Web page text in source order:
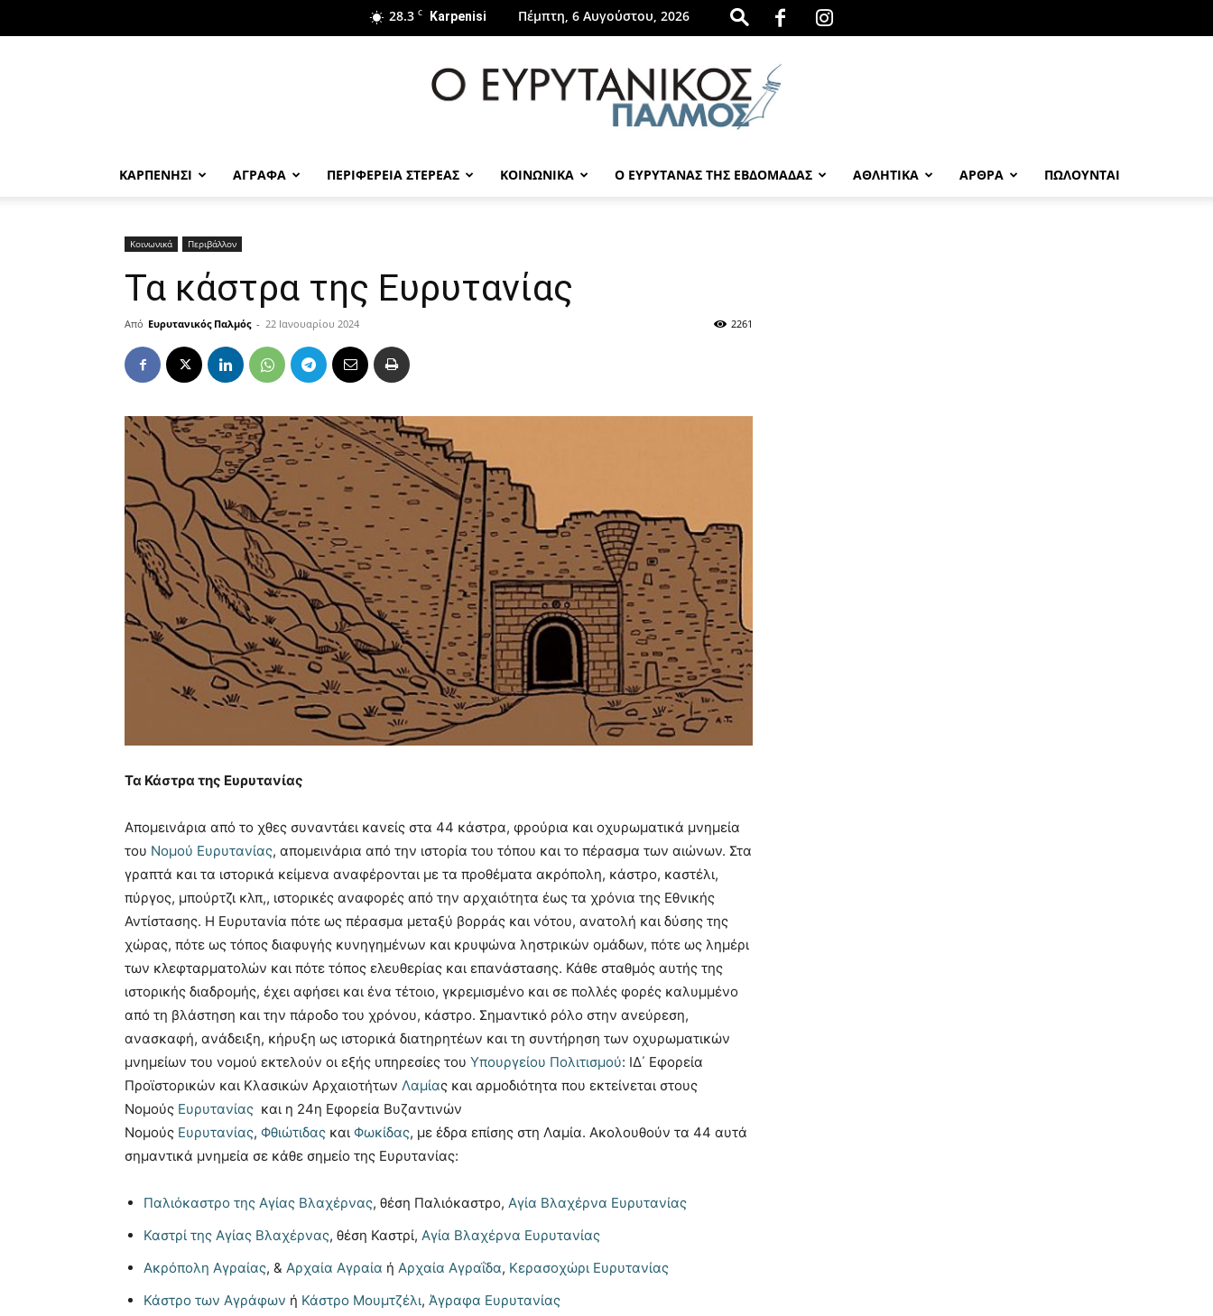
28.3 C Karpenisi Πέμπτη, 6 Αυγούστου, 2026
ΚΑΡΠΕΝΗΣΙ ΑΓΡΑΦΑ ΠΕΡΙΦΕΡΕΙΑ ΣΤΕΡΕΑΣ ΚΟΙΝΩΝΙΚΑ Ο ΕΥΡΥΤΑΝΑΣ ΤΗΣ ΕΒΔΟΜΑΔΑΣ ΑΘΛΗΤΙΚΑ ΑΡΘΡΑ ΠΩΛΟΎΝΤΑΙ
Κοινωνικά Περιβάλλον
Τα κάστρα της Ευρυτανίας
Από Ευρυτανικός Παλμός - 22 Ιανουαρίου 2024 2261
Τα Κάστρα της Ευρυτανίας
Απομεινάρια από το χθες συναντάει κανείς στα 44 κάστρα, φρούρια και οχυρωματικά μνημεία
του Νομού Ευρυτανίας, απομεινάρια από την ιστορία του τόπου και το πέρασμα των αιώνων. Στα
γραπτά και τα ιστορικά κείμενα αναφέρονται με τα προθέματα ακρόπολη, κάστρο, καστέλι,
πύργος, μπούρτζι κλπ,, ιστορικές αναφορές από την αρχαιότητα έως τα χρόνια της Εθνικής
Αντίστασης. Η Ευρυτανία πότε ως πέρασμα μεταξύ βορράς και νότου, ανατολή και δύσης της
χώρας, πότε ως τόπος διαφυγής κυνηγημένων και κρυψώνα ληστρικών ομάδων, πότε ως λημέρι
των κλεφταρματολών και πότε τόπος ελευθερίας και επανάστασης. Κάθε σταθμός αυτής της
ιστορικής διαδρομής, έχει αφήσει και ένα τέτοιο, γκρεμισμένο και σε πολλές φορές καλυμμένο
από τη βλάστηση και την πάροδο του χρόνου, κάστρο. Σημαντικό ρόλο στην ανεύρεση,
ανασκαφή, ανάδειξη, κήρυξη ως ιστορικά διατηρητέων και τη συντήρηση των οχυρωματικών
μνημείων του νομού εκτελούν οι εξής υπηρεσίες του Υπουργείου Πολιτισμού: ΙΔ΄ Εφορεία
Προϊστορικών και Κλασικών Αρχαιοτήτων Λαμίας και αρμοδιότητα που εκτείνεται στους
Νομούς Ευρυτανίας και η 24η Εφορεία Βυζαντινών
Νομούς Ευρυτανίας, Φθιώτιδας και Φωκίδας, με έδρα επίσης στη Λαμία. Ακολουθούν τα 44 αυτά
σημαντικά μνημεία σε κάθε σημείο της Ευρυτανίας:
Παλιόκαστρο της Αγίας Βλαχέρνας, θέση Παλιόκαστρο, Αγία Βλαχέρνα Ευρυτανίας
Καστρί της Αγίας Βλαχέρνας, θέση Καστρί, Αγία Βλαχέρνα Ευρυτανίας
Ακρόπολη Αγραίας, & Αρχαία Αγραία ή Αρχαία Αγραΐδα, Κερασοχώρι Ευρυτανίας
Κάστρο των Αγράφων ή Κάστρο Μουμτζέλι, Άγραφα Ευρυτανίας